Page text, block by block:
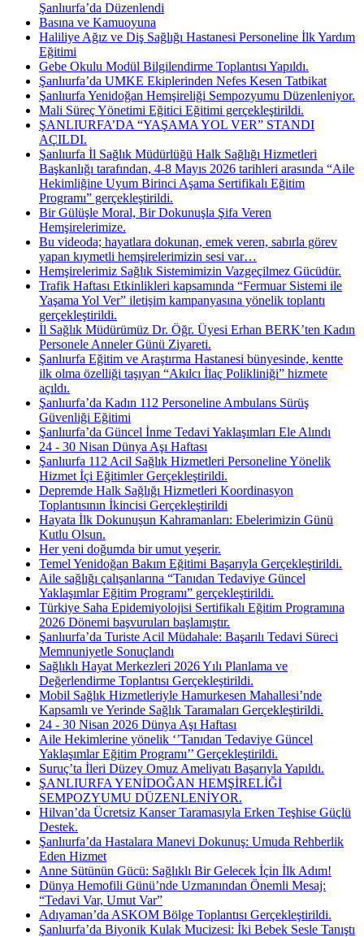
Şanlıurfa’da Düzenlendi
Basına ve Kamuoyuna
Haliliye Ağız ve Diş Sağlığı Hastanesi Personeline İlk Yardım
Eğitimi
Gebe Okulu Modül Bilgilendirme Toplantısı Yapıldı.
Şanlıurfa’da UMKE Ekiplerinden Nefes Kesen Tatbikat
Şanlıurfa Yenidoğan Hemşireliği Sempozyumu Düzenleniyor.
Mali Süreç Yönetimi Eğitici Eğitimi gerçekleştirildi.
ŞANLIURFA’DA “YAŞAMA YOL VER” STANDI
AÇILDI.
Şanlıurfa İl Sağlık Müdürlüğü Halk Sağlığı Hizmetleri
Başkanlığı tarafından, 4-8 Mayıs 2026 tarihleri arasında “Aile
Hekimliğine Uyum Birinci Aşama Sertifikalı Eğitim
Programı” gerçekleştirildi.
Bir Gülüşle Moral, Bir Dokunuşla Şifa Veren
Hemşirelerimize.
Bu videoda; hayatlara dokunan, emek veren, sabırla görev
yapan kıymetli hemşirelerimizin sesi var…
Hemşirelerimiz Sağlık Sistemimizin Vazgeçilmez Gücüdür.
Trafik Haftası Etkinlikleri kapsamında “Fermuar Sistemi ile
Yaşama Yol Ver” iletişim kampanyasına yönelik toplantı
gerçekleştirildi.
İl Sağlık Müdürümüz Dr. Öğr. Üyesi Erhan BERK’ten Kadın
Personele Anneler Günü Ziyareti.
Şanlıurfa Eğitim ve Araştırma Hastanesi bünyesinde, kentte
ilk olma özelliği taşıyan “Akılcı İlaç Polikliniği” hizmete
açıldı.
Şanlıurfa’da Kadın 112 Personeline Ambulans Sürüş
Güvenliği Eğitimi
Şanlıurfa’da Güncel İnme Tedavi Yaklaşımları Ele Alındı
24 - 30 Nisan Dünya Aşı Haftası
Şanlıurfa 112 Acil Sağlık Hizmetleri Personeline Yönelik
Hizmet İçi Eğitimler Gerçekleştirildi.
Depremde Halk Sağlığı Hizmetleri Koordinasyon
Toplantısının İkincisi Gerçekleştirildi
Hayata İlk Dokunuşun Kahramanları: Ebelerimizin Günü
Kutlu Olsun.
Her yeni doğumda bir umut yeşerir.
Temel Yenidoğan Bakım Eğitimi Başarıyla Gerçekleştirildi.
Aile sağlığı çalışanlarına “Tanıdan Tedaviye Güncel
Yaklaşımlar Eğitim Programı” gerçekleştirildi.
Türkiye Saha Epidemiyolojisi Sertifikalı Eğitim Programına
2026 Dönemi başvuruları başlamıştır.
Şanlıurfa’da Turiste Acil Müdahale: Başarılı Tedavi Süreci
Memnuniyetle Sonuçlandı
Sağlıklı Hayat Merkezleri 2026 Yılı Planlama ve
Değerlendirme Toplantısı Gerçekleştirildi.
Mobil Sağlık Hizmetleriyle Hamurkesen Mahallesi’nde
Kapsamlı ve Yerinde Sağlık Taramaları Gerçekleştirildi.
24 - 30 Nisan 2026 Dünya Aşı Haftası
Aile Hekimlerine yönelik ‘’Tanıdan Tedaviye Güncel
Yaklaşımlar Eğitim Programı’’ Gerçekleştirildi.
Suruç’ta İleri Düzey Omuz Ameliyatı Başarıyla Yapıldı.
ŞANLIURFA YENİDOĞAN HEMŞİRELİĞİ
SEMPOZYUMU DÜZENLENİYOR.
Hilvan’da Ücretsiz Kanser Taramasıyla Erken Teşhise Güçlü
Destek.
Şanlıurfa’da Hastalara Manevi Dokunuş: Umuda Rehberlik
Eden Hizmet
Anne Sütünün Gücü: Sağlıklı Bir Gelecek İçin İlk Adım!
Dünya Hemofili Günü’nde Uzmanından Önemli Mesaj:
“Tedavi Var, Umut Var”
Adıyaman’da ASKOM Bölge Toplantısı Gerçekleştirildi.
Şanlıurfa’da Biyonik Kulak Mucizesi: İki Bebek Sesle Tanıştı